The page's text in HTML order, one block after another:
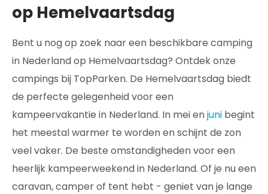
op Hemelvaartsdag
Bent u nog op zoek naar een beschikbare camping
in Nederland op Hemelvaartsdag? Ontdek onze
campings bij TopParken. De Hemelvaartsdag biedt
de perfecte gelegenheid voor een
kampeervakantie in Nederland. In mei enjuni begint
het meestal warmer te worden en schijnt de zon
veel vaker. De beste omstandigheden voor een
heerlijk kampeerweekend in Nederland. Of je nu een
caravan, camper of tent hebt - geniet van je lange